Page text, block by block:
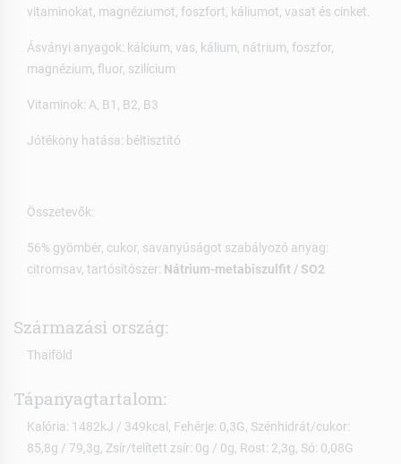
vitaminokat, magnéziumot, foszfort, káliumot, vasat és cinket.
Ásványi anyagok: kálcium, vas, kálium, nátrium, foszfor,
magnézium, fluor, szilícium
Vitaminok: A, B1, B2, B3
Jótékony hatása: béltisztító
Összetevők:
56% gyömbér, cukor, savanyúságot szabályozó anyag:
citromsav, tartósítószer: Nátrium-metabiszulfit / SO2
Származási ország:
Thaiföld
Tápanyagtartalom:
Kalória: 1482kJ / 349kcal, Fehérje: 0,3G, Szénhidrát/cukor:
85,8g / 79,3g, Zsír/telített zsír: 0g / 0g, Rost: 2,3g, Só: 0,08G